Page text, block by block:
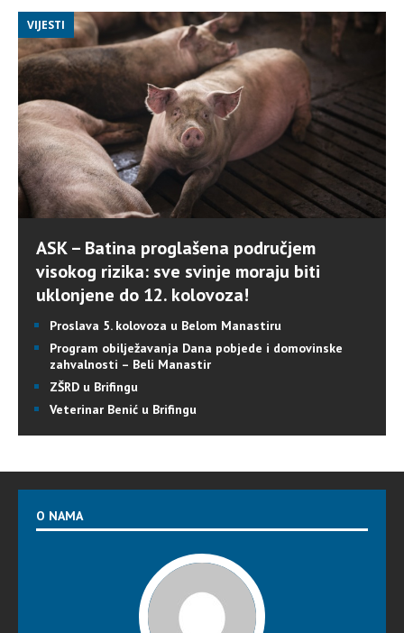
VIJESTI
ASK – Batina proglašena područjem
visokog rizika: sve svinje moraju biti
uklonjene do 12. kolovoza!
Proslava 5. kolovoza u Belom Manastiru
Program obilježavanja Dana pobjede i domovinske
zahvalnosti – Beli Manastir
ZŠRD u Brifingu
Veterinar Benić u Brifingu
O NAMA